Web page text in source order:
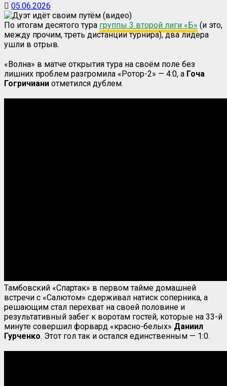
05.06.2026
По итогам десятого тура группы 3 второй лиги «Б» (и это,
между прочим, треть дистанции турнира), два лидера
ушли в отрыв.
«Волна» в матче открытия тура на своём поле без
лишних проблем разгромила «Ротор-2» — 4:0, а Гоча
Гогричиани отметился дублем.
Тамбовский «Спартак» в первом тайме домашней
встречи с «Салютом» сдерживал натиск соперника, а
решающим стал перехват на своей половине и
результативный забег к воротам гостей, которые на 33-й
минуте совершил форвард «красно-белых» Даниил
Гурченко. Этот гол так и остался единственным — 1:0.